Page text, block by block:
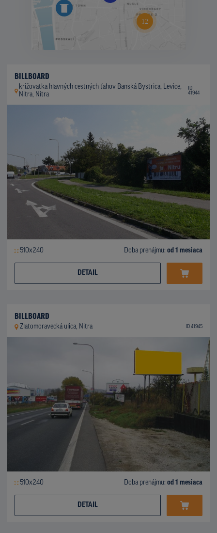
BILLBOARD
križovatka hlavných cestných ťahov Banská Bystrica, Levice,
Nitra, Nitra
ID
41944
510x240 Doba prenájmu: od 1 mesiaca
DETAIL
BILLBOARD
Zlatomoravecká ulica, Nitra ID 41945
510x240 Doba prenájmu: od 1 mesiaca
DETAIL